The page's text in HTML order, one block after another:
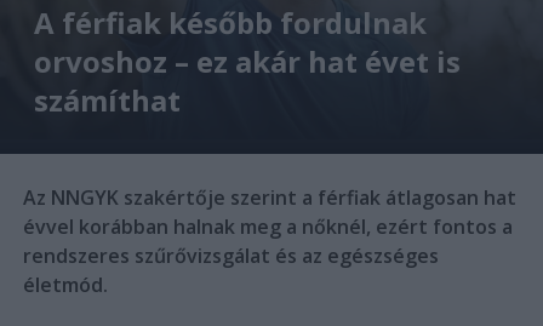
A férfiak később fordulnak
orvoshoz – ez akár hat évet is
számíthat
Az NNGYK szakértője szerint a férfiak átlagosan hat
évvel korábban halnak meg a nőknél, ezért fontos a
rendszeres szűrővizsgálat és az egészséges
életmód.